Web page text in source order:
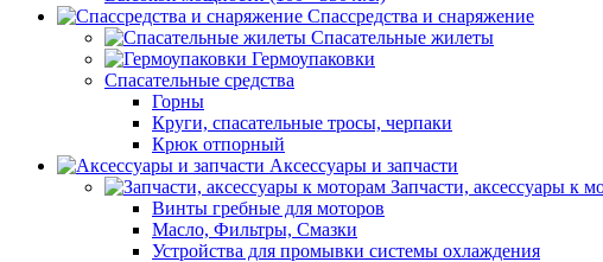
Спассредства и снаряжение
Спасательные жилеты
Гермоупаковки
Спасательные средства
Горны
Круги, спасательные тросы, черпаки
Крюк отпорный
Аксессуары и запчасти
Запчасти, аксессуары к
Винты гребные для моторов
Масло, Фильтры, Смазки
Устройства для промывки системы охлаждения